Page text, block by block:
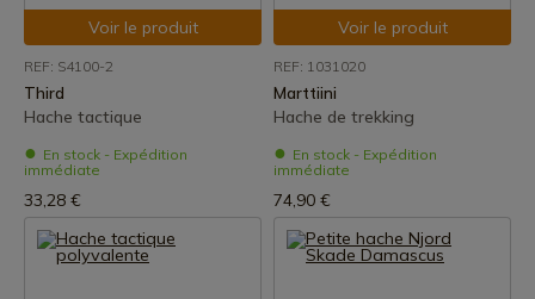
Voir le produit
REF: S4100-2
Third
Hache tactique
En stock - Expédition
immédiate
33,28 €
Voir le produit
REF: 1031020
Marttiini
Hache de trekking
En stock - Expédition
immédiate
74,90 €